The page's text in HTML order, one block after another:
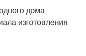
дома
изготовления